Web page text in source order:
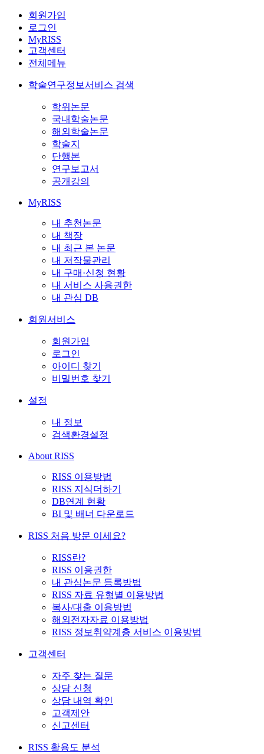
회원가입
로그인
MyRISS
고객센터
전체메뉴
학술연구정보서비스 검색
학위논문
국내학술논문
해외학술논문
학술지
단행본
연구보고서
공개강의
MyRISS
내 추천논문
내 책장
내 최근 본 논문
내 저작물관리
내 구매·신청 현황
내 서비스 사용권한
내 관심 DB
회원서비스
회원가입
로그인
아이디 찾기
비밀번호 찾기
설정
내 정보
검색환경설정
About RISS
RISS 이용방법
RISS 지식더하기
DB연계 현황
BI 및 배너 다운로드
RISS 처음 방문 이세요?
RISS란?
RISS 이용권한
내 관심논문 등록방법
RISS 자료 유형별 이용방법
복사/대출 이용방법
해외전자자료 이용방법
RISS 정보취약계층 서비스 이용방법
고객센터
자주 찾는 질문
상담 신청
상담 내역 확인
고객제안
신고센터
RISS 활용도 분석